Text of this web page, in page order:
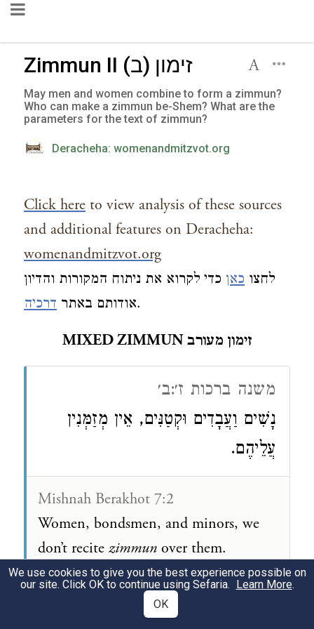
Zimmun II זימון (ב)
May men and women combine to form a zimmun?
Who can make a zimmun be-Shem? What are the
parameters for the text of zimmun?
Deracheha: womenandmitzvot.org
Click here to view analysis of these sources
and additional features on Deracheha:
womenandmitzvot.org
לחצו כאן כדי לקרוא את ניתוח המקורות והדיון
אודותם באתר דרכיה
.
MIXED ZIMMUN זימון מעורב
משנה ברכות ז׳:ב׳
נָשִׁים וַעֲבָדִים וּקְטַנִּים, אֵין מְזַמְּנִין
עֲלֵיהֶם.
Mishnah Berakhot 7:2
Women, bondsmen, and minors, we
don’t recite zimmun over them.
תשובות מהר"ם, דפוס פראג רכ״ז
We use cookies to give you the best experience possible on
our site. Click OK to continue using Sefaria. Learn More.
OK